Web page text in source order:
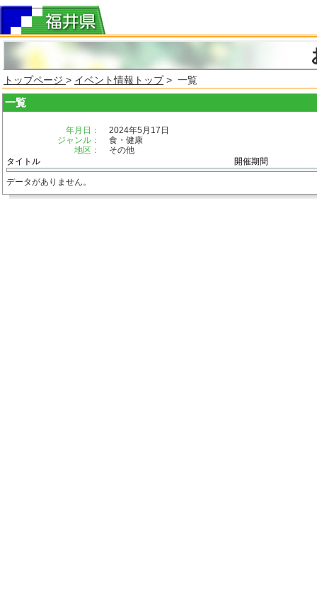
トップページ > イベント情報トップ> 一覧
一覧
年月日：
2024年5月17日
ジャンル：
食・健康
地区：
その他
タイトル
開催期間
データがありません。